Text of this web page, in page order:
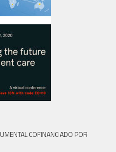
COFINANCIADO POR